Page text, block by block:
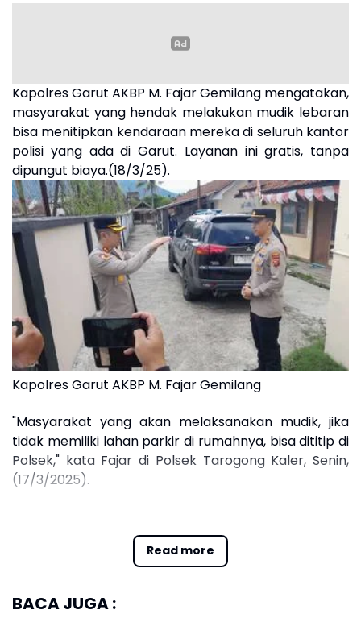
Read more
Kapolres Garut AKBP M. Fajar Gemilang mengatakan,
masyarakat yang hendak melakukan mudik lebaran
bisa menitipkan kendaraan mereka di seluruh kantor
polisi yang ada di Garut. Layanan ini gratis, tanpa
dipungut biaya.(18/3/25).
Kapolres Garut AKBP M. Fajar Gemilang
"Masyarakat yang akan melaksanakan mudik, jika
tidak memiliki lahan parkir di rumahnya, bisa dititip di
Polsek," kata Fajar di Polsek Tarogong Kaler, Senin,
(17/3/2025).
biaya. Dia mengaku sudah memerintahkan seluruh
jajaran Polsek untuk menyambut masyarakat yang
lebaran.
BACA JUGA :